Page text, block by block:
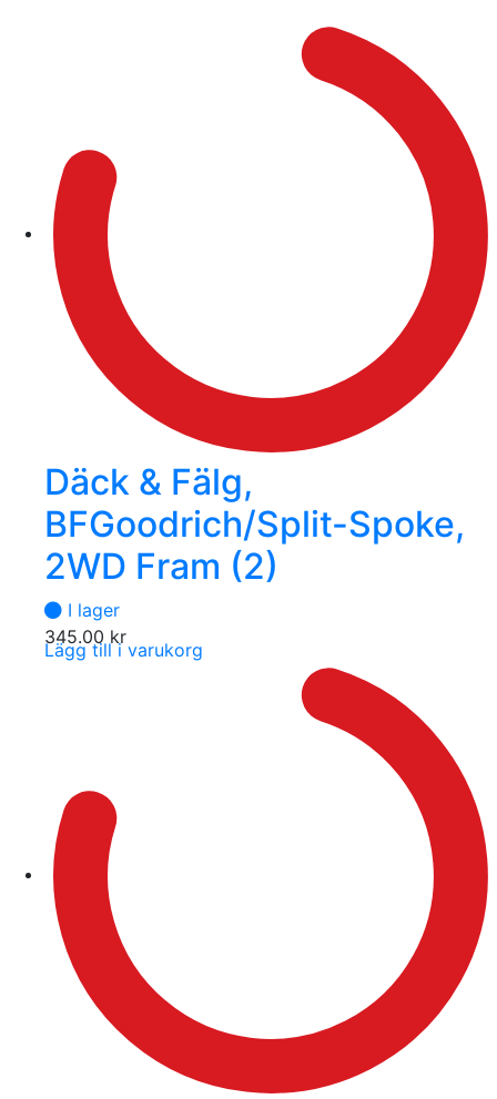
Däck & Fälg,
BFGoodrich/Split-Spoke,
2WD Fram (2)
I lager
345.00 kr
Lägg till i varukorg